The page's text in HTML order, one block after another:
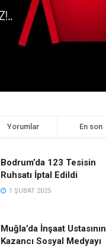
Yorumlar En son
Bodrum’da 123 Tesisin
Ruhsatı İptal Edildi
1 ŞUBAT 2025
Muğla’da İnşaat Ustasının
Kazancı Sosyal Medyayı